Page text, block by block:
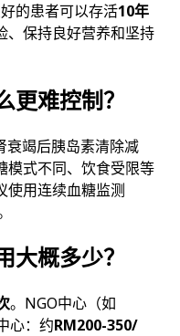
的患者可以存活10年
、保持良好营养和坚持
更难控制？
衰竭后胰岛素清除减
模式不同、饮食受限等
使用连续血糖监测
大概多少？
。NGO中心（如
心：约RM200-350/